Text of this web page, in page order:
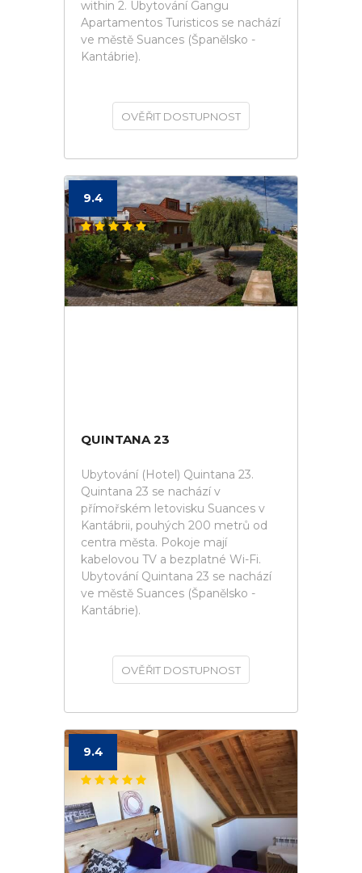
within 2. Ubytování Gangu
Apartamentos Turisticos se nachází
ve městě Suances (Španělsko -
Kantábrie).
OVĚŘIT DOSTUPNOST
9.4
QUINTANA 23
Ubytování (Hotel) Quintana 23.
Quintana 23 se nachází v
přímořském letovisku Suances v
Kantábrii, pouhých 200 metrů od
centra města. Pokoje mají
kabelovou TV a bezplatné Wi-Fi.
Ubytování Quintana 23 se nachází
ve městě Suances (Španělsko -
Kantábrie).
OVĚŘIT DOSTUPNOST
9.4